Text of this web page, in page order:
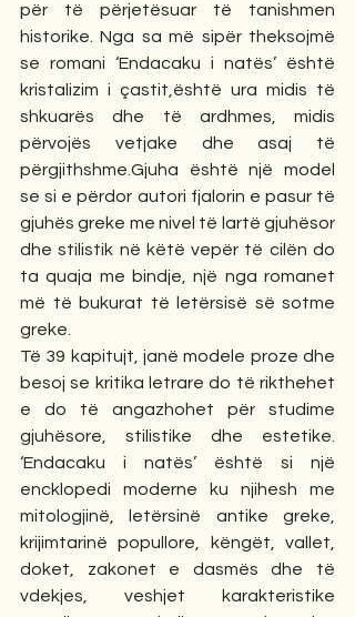
për të përjetësuar të tanishmen
historike. Nga sa më sipër theksojmë
se romani ‘Endacaku i natës’ është
kristalizim i çastit,është ura midis të
shkuarës dhe të ardhmes, midis
përvojës vetjake dhe asaj të
përgjithshme.Gjuha është një model
se si e përdor autori fjalorin e pasur të
gjuhës greke me nivel të lartë gjuhësor
dhe stilistik në këtë vepër të cilën do
ta quaja me bindje, një nga romanet
më të bukurat të letërsisë së sotme
greke.
Të 39 kapitujt, janë modele proze dhe
besoj se kritika letrare do të rikthehet
e do të angazhohet për studime
gjuhësore, stilistike dhe estetike.
‘Endacaku i natës’ është si një
encklopedi moderne ku njihesh me
mitologjinë, letërsinë antike greke,
krijimtarinë popullore, këngët, vallet,
doket, zakonet e dasmës dhe të
vdekjes, veshjet karakteristike